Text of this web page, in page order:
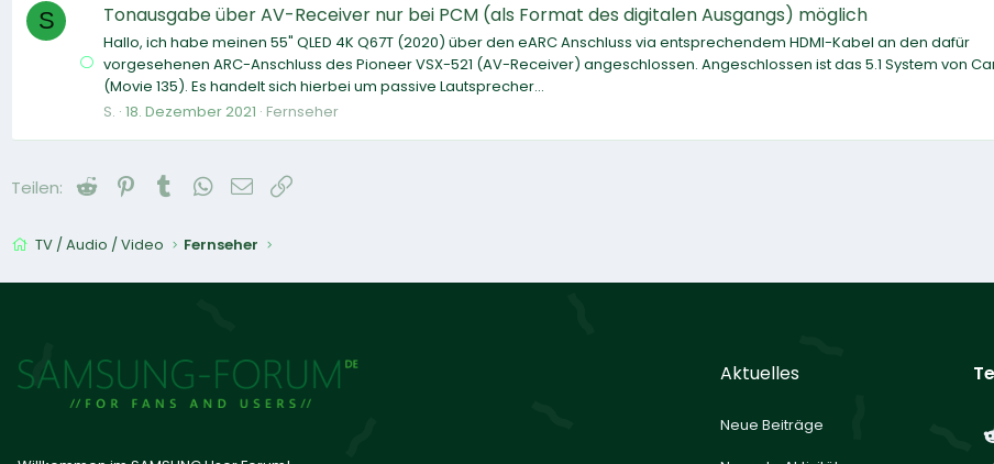
S Tonausgabe über AV-Receiver nur bei PCM (als Format des digitalen Ausgangs) möglich
Hallo, ich habe meinen 55" QLED 4K Q67T (2020) über den eARC Anschluss via entsprechendem HDMI-Kabel an den dafür
vorgesehenen ARC-Anschluss des Pioneer VSX-521 (AV-Receiver) angeschlossen. Angeschlossen ist das 5.1 System von
(Movie 135). Es handelt sich hierbei um passive Lautsprecher...
S. 18. Dezember 2021 Fernseher
Teilen: Reddit PinterestTumblrWhatsApp
E-Mail
TV / Audio / Video Fernseher
Aktuelles
Neue Beiträge